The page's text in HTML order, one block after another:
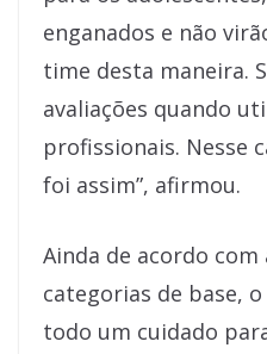
enganados e não
time desta maneira.
avaliações quando
profissionais. Nesse
foi assim”, afirmou.
Ainda de acordo
categorias de base,
todo um cuidado